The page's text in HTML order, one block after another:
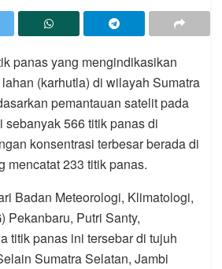
panas yang mengindikasikan
(karhutla) di wilayah Sumatra
pemantauan satelit pada
sebanyak 566 titik panas di
konsentrasi terbesar berada di
mencatat 233 titik panas.
Badan Meteorologi, Klimatologi,
Pekanbaru, Putri Santy,
titik panas ini tersebar di tujuh
Sumatra Selatan, Jambi